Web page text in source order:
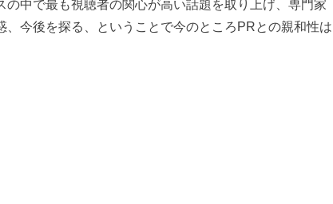
中で最も視聴者の関心が高い話題を取り上げ、専門家
今後を探る、ということで今のところPRとの親和性は